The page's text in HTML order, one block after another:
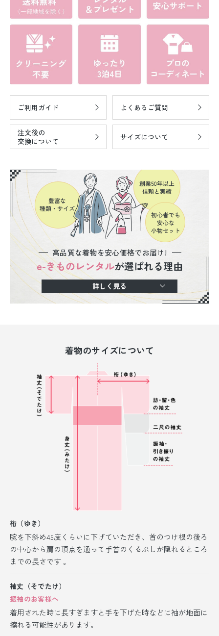
ご利用ガイド よくあるご質問
注文後の
交換について
サイズについて
高品質な着物を安心価格でお届け!
e-きものレンタルが選ばれる理由
詳しく見る
着物のサイズについて
裄（ゆき）
腕を下斜め45度くらいに下げていただき、首のつけ根の後ろ
の中心から肩の頂点を通って手首のくるぶしが隠れるところ
までの長さです 。
袖丈（そでたけ）
振袖のお客様へ
着用された時に長すぎますと手を下げた時などに袖が地面に
擦れる可能性があります。